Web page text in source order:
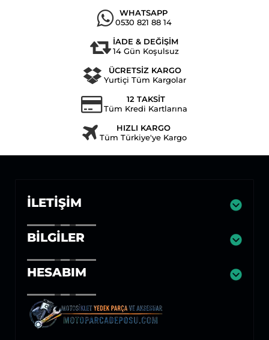
WHATSAPP
0530 821 88 14
İADE & DEĞİŞİM
14 Gün Koşulsuz
ÜCRETSİZ KARGO
Yurtiçi Tüm Kargolar
12 TAKSİT
Tüm Kredi Kartlarına
HIZLI KARGO
Tüm Türkiye'ye Kargo
İLETIŞIM
BILGILER
HESABIM